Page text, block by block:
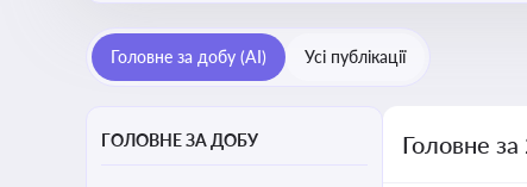
Головне за добу (AI) Усі публікації
ГОЛОВНЕ ЗА ДОБУ Головне